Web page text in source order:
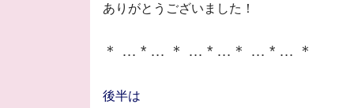
ありがとうございました！
＊ … * … ＊ … * …＊ … * … ＊
後半は